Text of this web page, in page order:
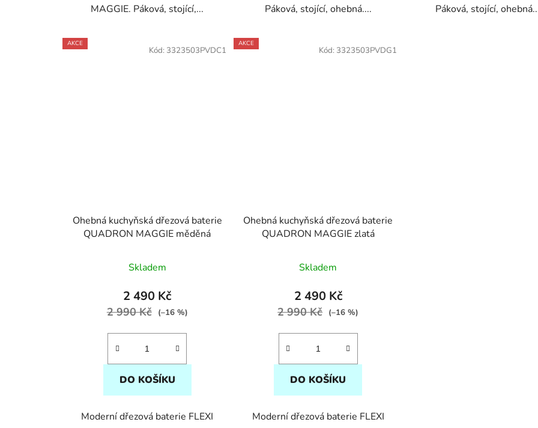
MAGGIE. Páková, stojící,...
Páková, stojící, ohebná....
Páková, stojící,
AKCE
Ohebná kuchyňská dřezová baterie
QUADRON MAGGIE měděná
Skladem
2 490 Kč
2 990 Kč (–16 %)
DO KOŠÍKU
Moderní dřezová baterie FLEXI
Kód: 3323503PVDC1
AKCE
Ohebná kuchyňská dřezová baterie
QUADRON MAGGIE zlatá
Skladem
2 490 Kč
2 990 Kč (–16 %)
DO KOŠÍKU
Moderní dřezová baterie FLEXI
Kód: 3323503PVDG1